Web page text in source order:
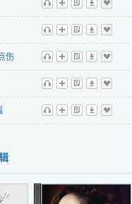
听
播 歌 下 收
听
播 歌 下 收
伤
听
播 歌 下 收
听
播 歌 下 收
听
播 歌 下 收